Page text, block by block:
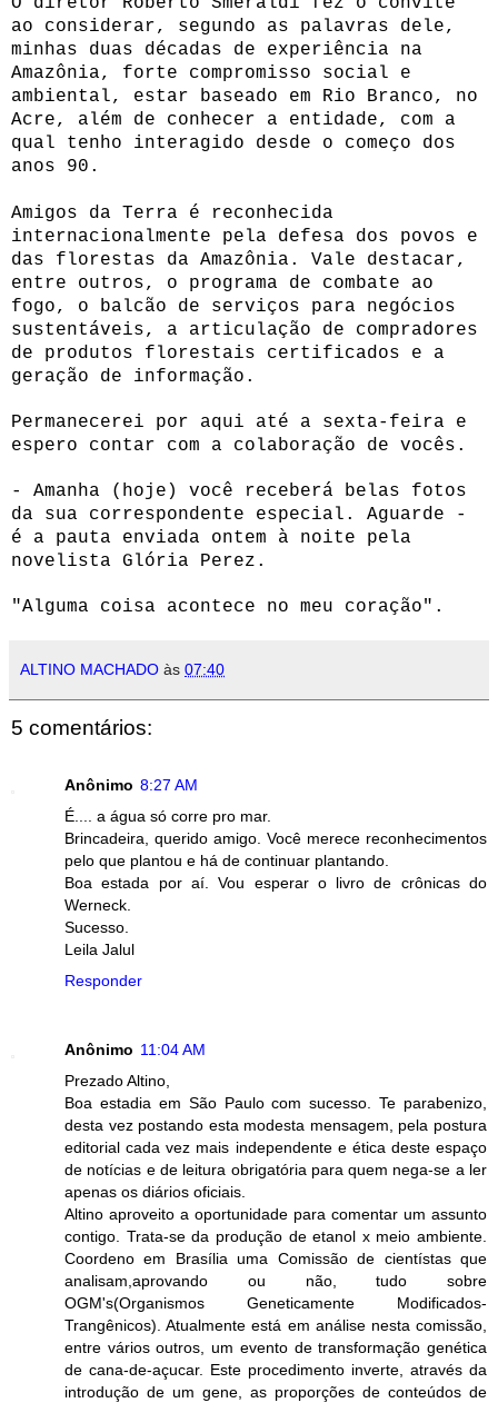
ao considerar, segundo as palavras dele,
minhas duas décadas de experiência na
Amazônia, forte compromisso social e
ambiental, estar baseado em Rio Branco, no
Acre, além de conhecer a entidade, com a
qual tenho interagido desde o começo dos
anos 90.
Amigos da Terra é reconhecida
internacionalmente pela defesa dos povos e
das florestas da Amazônia. Vale destacar,
entre outros, o programa de combate ao
fogo, o balcão de serviços para negócios
sustentáveis, a articulação de compradores
de produtos florestais certificados e a
geração de informação.
Permanecerei por aqui até a sexta-feira e
espero contar com a colaboração de vocês.
- Amanha (hoje) você receberá belas fotos
da sua correspondente especial. Aguarde -
é a pauta enviada ontem à noite pela
novelista Glória Perez.
"Alguma coisa acontece no meu coração".
ALTINO MACHADO às 07:40
5 comentários:
Anônimo 8:27 AM
É.... a água só corre pro mar.
Brincadeira, querido amigo. Você merece reconhecimentos
pelo que plantou e há de continuar plantando.
Boa estada por aí. Vou esperar o livro de crônicas do
Werneck.
Sucesso.
Leila Jalul
Responder
Anônimo 11:04 AM
Prezado Altino,
Boa estadia em São Paulo com sucesso. Te parabenizo,
desta vez postando esta modesta mensagem, pela postura
editorial cada vez mais independente e ética deste espaço
de notícias e de leitura obrigatória para quem nega-se a ler
apenas os diários oficiais.
Altino aproveito a oportunidade para comentar um assunto
contigo. Trata-se da produção de etanol x meio ambiente.
Coordeno em Brasília uma Comissão de cientístas que
analisam,aprovando ou não, tudo sobre
OGM's(Organismos Geneticamente Modificados-
Trangênicos). Atualmente está em análise nesta comissão,
entre vários outros, um evento de transformação genética
de cana-de-açucar. Este procedimento inverte, através da
introdução de um gene, as proporções de conteúdos de